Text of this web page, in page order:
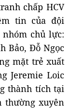
chấp HCV
tin của đội
chủ lực:
Bảo, Đỗ Ngọc
mặt trẻ xuất
Jeremie Loic
thành tích tại
thường xuyên